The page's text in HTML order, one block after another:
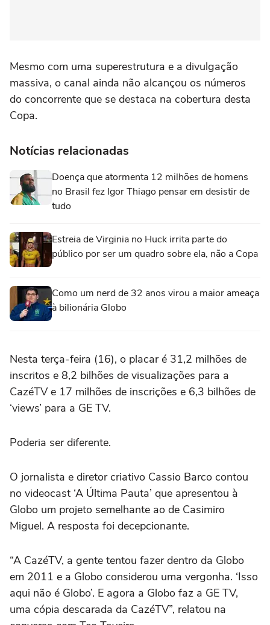
Mesmo com uma superestrutura e a divulgação
massiva, o canal ainda não alcançou os números
do concorrente que se destaca na cobertura desta
Copa.
Notícias relacionadas
Doença que atormenta 12 milhões de homens
no Brasil fez Igor Thiago pensar em desistir de
tudo
Estreia de Virginia no Huck irrita parte do
público por ser um quadro sobre ela, não a Copa
Como um nerd de 32 anos virou a maior ameaça
à bilionária Globo
Nesta terça-feira (16), o placar é 31,2 milhões de
inscritos e 8,2 bilhões de visualizações para a
CazéTV e 17 milhões de inscrições e 6,3 bilhões de
‘views’ para a GE TV.
Poderia ser diferente.
O jornalista e diretor criativo Cassio Barco contou
no videocast ‘A Última Pauta’ que apresentou à
Globo um projeto semelhante ao de Casimiro
Miguel. A resposta foi decepcionante.
“A CazéTV, a gente tentou fazer dentro da Globo
em 2011 e a Globo considerou uma vergonha. ‘Isso
aqui não é Globo’. E agora a Globo faz a GE TV,
uma cópia descarada da CazéTV”, relatou na